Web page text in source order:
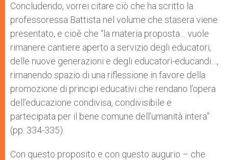
Concludendo, vorrei citare ciò che ha scritto la
professoressa Battista nel volume che stasera viene
presentato, e cioè che “la materia proposta… vuole
rimanere cantiere aperto a servizio degli educatori,
delle nuove generazioni e degli educatori-educandi…,
rimanendo spazio di una riflessione in favore della
promozione di principi educativi che rendano l’opera
dell’educazione condivisa, condivisibile e
partecipata per il bene comune dell’umanità intera”
(pp. 334-335).
Con questo proposito e con questo augurio – che